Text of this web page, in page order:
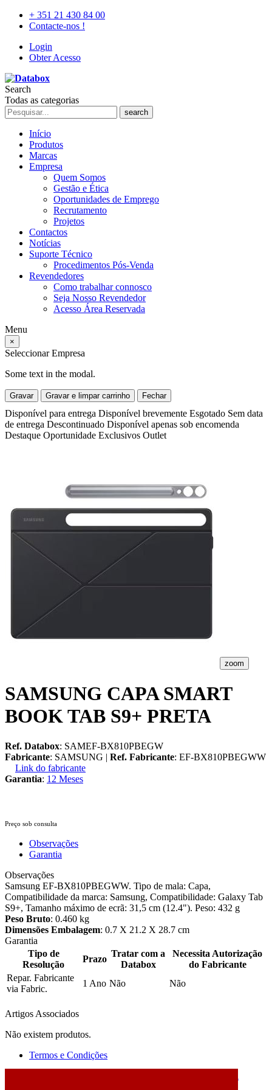
+ 351 21 430 84 00
Contacte-nos !
Login
Obter Acesso
Search
Todas as categorias
search
Início
Produtos
Marcas
Empresa
Quem Somos
Gestão e Ética
Oportunidades de Emprego
Recrutamento
Projetos
Contactos
Notícias
Suporte Técnico
Procedimentos Pós-Venda
Revendedores
Como trabalhar connosco
Seja Nosso Revendedor
Acesso Área Reservada
Menu
×
Seleccionar Empresa
Some text in the modal.
Gravar Gravar e limpar carrinho Fechar
Disponível para entrega Disponível brevemente Esgotado Sem data
de entrega Descontinuado Disponível apenas sob encomenda
Destaque Oportunidade Exclusivos Outlet
zoom
SAMSUNG CAPA SMART
BOOK TAB S9+ PRETA
Ref. Databox: SAMEF-BX810PBEGW
Fabricante: SAMSUNG | Ref. Fabricante: EF-BX810PBEGWW
Link do fabricante
Garantia: 12 Meses
Preço sob consulta
Observações
Garantia
Observações
Samsung EF-BX810PBEGWW. Tipo de mala: Capa,
Compatibilidade da marca: Samsung, Compatibilidade: Galaxy Tab
S9+, Tamanho máximo de ecrã: 31,5 cm (12.4"). Peso: 432 g
Peso Bruto: 0.460 kg
Dimensões Embalagem: 0.7 X 21.2 X 28.7 cm
Garantia
Tipo de
Resolução
Prazo
Tratar com a
Databox
Necessita Autorização
do Fabricante
Repar. Fabricante
via Fabric.
1 Ano Não Não
Artigos Associados
Não existem produtos.
Termos e Condições